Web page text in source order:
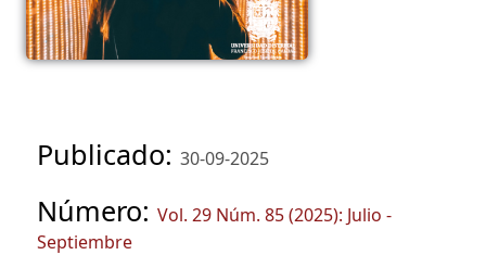
Publicado: 30-09-2025
Número: Vol. 29 Núm. 85 (2025): Julio -
Septiembre